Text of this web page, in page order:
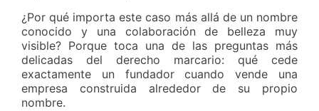
¿Por qué importa este caso más allá de un nombre
conocido y una colaboración de belleza muy
visible? Porque toca una de las preguntas más
delicadas del derecho marcario: qué cede
exactamente un fundador cuando vende una
empresa construida alrededor de su propio
nombre.